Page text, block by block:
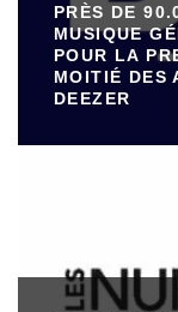
PRÈS DE
MUSIQUE
POUR LA
MOITIÉ DES
DEEZER